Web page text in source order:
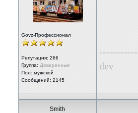
Govz-Профессионал
Репутация: 266
Группа: Доверенные
Пол: мужской
Сообщений: 2145
dev
Smith